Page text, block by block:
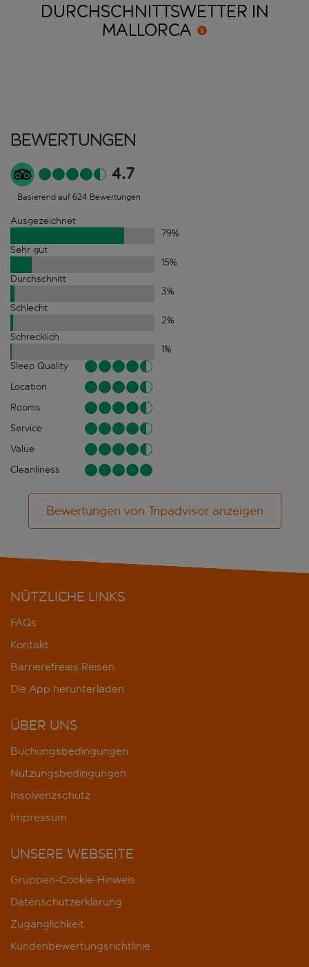
DURCHSCHNITTSWETTER IN
MALLORCA
Bewertungen
4.7
Basierend auf 624 Bewertungen
Ausgezeichnet
79%
Sehr gut
15%
Durchschnitt
3%
Schlecht
2%
Schrecklich
1%
Sleep Quality
Location
Rooms
Service
Value
Cleanliness
Bewertungen von Tripadvisor anzeigen
NÜTZLICHE LINKS
FAQs
Kontakt
Barrierefreies Reisen
Die App herunterladen
ÜBER UNS
Buchungsbedingungen
Nutzungsbedingungen
Insolvenzschutz
Impressum
UNSERE WEBSEITE
Gruppen-Cookie-Hinweis
Datenschutzerklärung
Zugänglichkeit
Kundenbewertungsrichtlinie